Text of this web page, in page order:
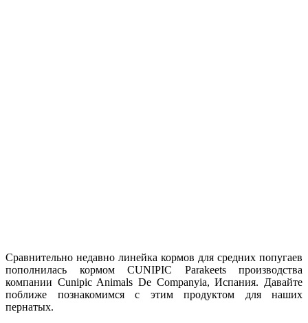
Сравнительно недавно линейка кормов для средних попугаев
пополнилась кормом CUNIPIC Parakeets производства
компании Cunipic Animals De Companyia, Испания. Давайте
поближе познакомимся с этим продуктом для наших
пернатых.